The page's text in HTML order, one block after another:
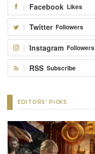
Facebook Likes
Twitter Followers
Instagram Followers
RSS Subscribe
EDITORS' PICKS